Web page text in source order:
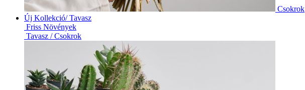
Csokrok
Új Kollekció/ Tavasz
Friss Növények
Tavasz / Csokrok